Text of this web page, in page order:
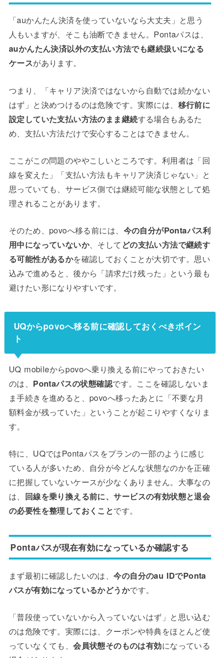
「auかんたん決済を使っていないなら大丈夫」と思う
人もいますが、そこも油断できません。Pontaパスは、
auかんたん決済以外の支払い方法でも継続扱いになる
ケースがあります。
つまり、「キャリア決済ではないから自動では続かない
はず」と決めつけるのは危険です。実際には、 移行前に
設定していた支払い方法のまま継続する場合もあるた
め、支払い方法だけで安心することはできません。
ここがこの問題のややこしいところです。利用者は「回
線を変えた」「支払い方法もキャリア決済じゃない」と
思っていても、サービス側では継続可能な状態として処
理されることがあります。
そのため、povoへ移る前には、 今の自分がPontaパス利
用中になっていないか、そして どの支払い方法で継続す
る可能性があるかを確認しておくことが大切です。思い
込みで進めると、後から「請求だけ残った」という最も
避けたい形になりやすいです。
UQからpovoへ移る前に確認しておくべきポイン
ト
UQ mobileからpovoへ乗り換える前にやっておきたい
のは、 Pontaパスの状態確認です。ここを確認しないま
ま手続きを進めると、povoへ移ったあとに「不要な月
額料金が残っていた」ということが起こりやすくなりま
す。
特に、UQではPontaパスをプランの一部のように感じ
ている人が多いため、自分が今どんな状態なのかを正確
に把握していないケースが少なくありません。大事なの
は、 回線を乗り換える前に、サービスの有効状態と退会
の必要性を整理しておくことです。
Pontaパスが現在有効になっているか確認する
まず最初に確認したいのは、今の自分のau IDでPonta
パスが有効になっているかどうかです。
「普段使っていないから入っていないはず」と思い込む
のは危険です。実際には、クーポンや特典をほとんど使
っていなくても、会員状態そのものは有効になっている